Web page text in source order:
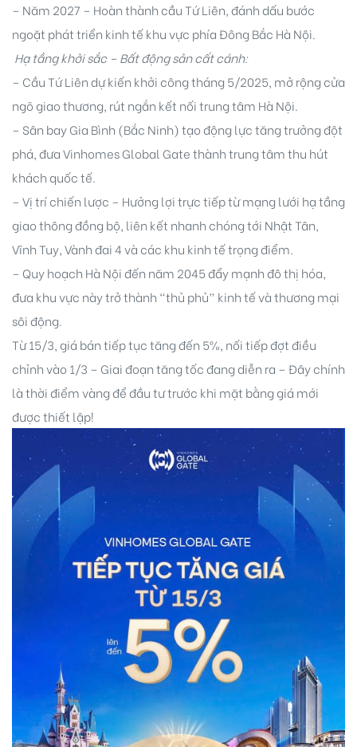
– Năm 2027 – Hoàn thành cầu Tứ Liên, đánh dấu bước
ngoặt phát triển kinh tế khu vực phía Đông Bắc Hà Nội.
Hạ tầng khởi sắc – Bất động sản cất cánh:
– Cầu Tứ Liên dự kiến khởi công tháng 5/2025, mở rộng cửa
ngõ giao thương, rút ngắn kết nối trung tâm Hà Nội.
– Sân bay Gia Bình (Bắc Ninh) tạo động lực tăng trưởng đột
phá, đưa Vinhomes Global Gate thành trung tâm thu hút
khách quốc tế.
– Vị trí chiến lược – Hưởng lợi trực tiếp từ mạng lưới hạ tầng
giao thông đồng bộ, liên kết nhanh chóng tới Nhật Tân,
Vĩnh Tuy, Vành đai 4 và các khu kinh tế trọng điểm.
– Quy hoạch Hà Nội đến năm 2045 đẩy mạnh đô thị hóa,
đưa khu vực này trở thành “thủ phủ” kinh tế và thương mại
sôi động.
Từ 15/3, giá bán tiếp tục tăng đến 5%, nối tiếp đợt điều
chỉnh vào 1/3 – Giai đoạn tăng tốc đang diễn ra – Đây chính
là thời điểm vàng để đầu tư trước khi mặt bằng giá mới
được thiết lập!